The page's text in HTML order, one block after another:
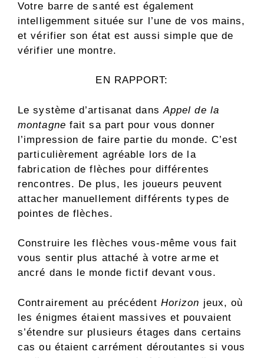
Votre barre de santé est également
intelligemment située sur l’une de vos mains,
et vérifier son état est aussi simple que de
vérifier une montre.
EN RAPPORT:
Le système d’artisanat dansAppel de la
montagne fait sa part pour vous donner
l’impression de faire partie du monde. C’est
particulièrement agréable lors de la
fabrication de flèches pour différentes
rencontres. De plus, les joueurs peuvent
attacher manuellement différents types de
pointes de flèches.
Construire les flèches vous-même vous fait
vous sentir plus attaché à votre arme et
ancré dans le monde fictif devant vous.
Contrairement au précédent Horizon jeux, où
les énigmes étaient massives et pouvaient
s’étendre sur plusieurs étages dans certains
cas ou étaient carrément déroutantes si vous